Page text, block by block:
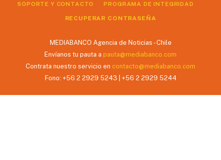
SOPORTE Y CONTACTO PROGRAMA DE INTEGRIDAD
RECUPERAR CONTRASEÑA
MEDIABANCO Agencia de Noticias - Chile
Envíanos tu pauta a pauta@mediabanco.com
Contrata nuestro servicio en contacto@mediabanco.com
Fono: +56 2 2929 5243 | +56 2 2929 5244